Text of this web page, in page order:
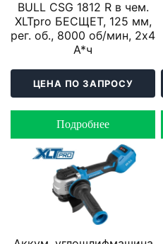
BULL CSG 1812 R в чем.
XLTpro БЕСЩЕТ, 125 мм,
рег. об., 8000 об/мин, 2х4
А*ч
ЦЕНА ПО ЗАПРОСУ
Подробнее